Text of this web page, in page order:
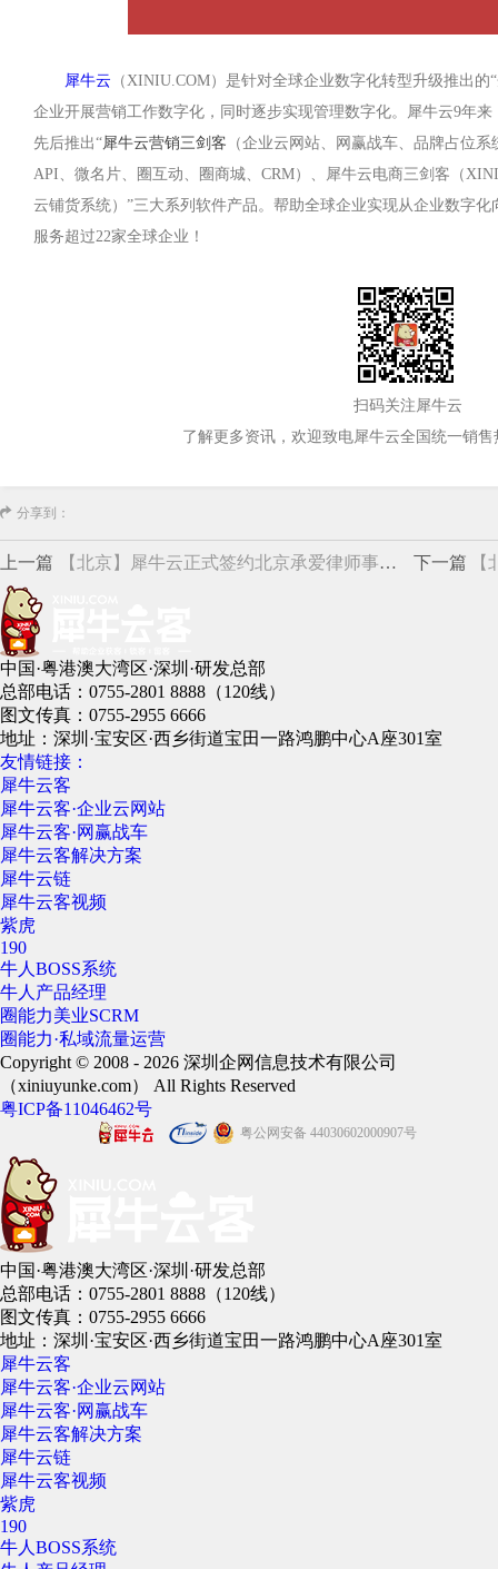
犀牛云 （XINIU.COM）是针对全球企业数字化转型升级推出
企业开展营销工作数字化，同时逐步实现管理数字化。犀牛云9年
先后推出“犀牛云营销三剑客 （企业云网站、网赢战车、品牌占位系
API、微名片、圈互动、圈商城、CRM）、犀牛云电商三剑客（
云铺货系统）”三大系列软件产品。帮助全球企业实现从企业数字
服务超过22家全球企业！
扫码关注犀牛云
了解更多资讯，欢迎致电犀牛云全国统一销售
分享到：
上一篇 【北京】犀牛云正式签约北京承爱律师事务所 下一篇
中国·粤港澳大湾区·深圳·研发总部
总部电话：0755-2801 8888（120线）
图文传真：0755-2955 6666
地址：深圳·宝安区·西乡街道宝田一路鸿鹏中心A座301室
友情链接：
犀牛云客
犀牛云客·企业云网站
犀牛云客·网赢战车
犀牛云客解决方案
犀牛云链
犀牛云客视频
紫虎
190
牛人BOSS系统
牛人产品经理
圈能力美业SCRM
圈能力·私域流量运营
Copyright © 2008 - 2026 深圳企网信息技术有限公司
（xiniuyunke.com） All Rights Reserved
粤ICP备11046462号
粤公网安备 44030602000907号
中国·粤港澳大湾区·深圳·研发总部
总部电话：0755-2801 8888（120线）
图文传真：0755-2955 6666
地址：深圳·宝安区·西乡街道宝田一路鸿鹏中心A座301室
犀牛云客
犀牛云客·企业云网站
犀牛云客·网赢战车
犀牛云客解决方案
犀牛云链
犀牛云客视频
紫虎
190
牛人BOSS系统